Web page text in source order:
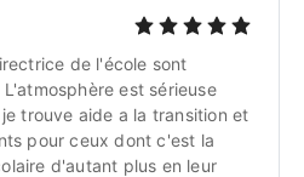
de l'école sont
est sérieuse
trouve aide a la transition et
pour ceux dont c'est la
d'autant plus en leur